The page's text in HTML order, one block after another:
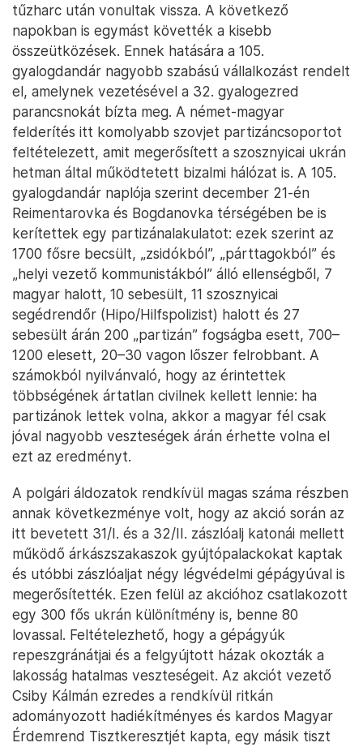
tűzharc után vonultak vissza. A következő
napokban is egymást követték a kisebb
összeütközések. Ennek hatására a 105.
gyalogdandár nagyobb szabású vállalkozást rendelt
el, amelynek vezetésével a 32. gyalogezred
parancsnokát bízta meg. A német-magyar
felderítés itt komolyabb szovjet partizáncsoportot
feltételezett, amit megerősített a szosznyicai ukrán
hetman által működtetett bizalmi hálózat is. A 105.
gyalogdandár naplója szerint december 21-én
Reimentarovka és Bogdanovka térségében be is
kerítettek egy partizánalakulatot: ezek szerint az
1700 fősre becsült, „zsidókból”, „párttagokból” és
„helyi vezető kommunistákból” álló ellenségből, 7
magyar halott, 10 sebesült, 11 szosznyicai
segédrendőr (Hipo/Hilfspolizist) halott és 27
sebesült árán 200 „partizán” fogságba esett, 700–
1200 elesett, 20–30 vagon lőszer felrobbant. A
számokból nyilvánvaló, hogy az érintettek
többségének ártatlan civilnek kellett lennie: ha
partizánok lettek volna, akkor a magyar fél csak
jóval nagyobb veszteségek árán érhette volna el
ezt az eredményt.
A polgári áldozatok rendkívül magas száma részben
annak következménye volt, hogy az akció során az
itt bevetett 31/I. és a 32/II. zászlóalj katonái mellett
működő árkászszakaszok gyújtópalackokat kaptak
és utóbbi zászlóaljat négy légvédelmi gépágyúval is
megerősítették. Ezen felül az akcióhoz csatlakozott
egy 300 fős ukrán különítmény is, benne 80
lovassal. Feltételezhető, hogy a gépágyúk
repeszgránátjai és a felgyújtott házak okozták a
lakosság hatalmas veszteségeit. Az akciót vezető
Csiby Kálmán ezredes a rendkívül ritkán
adományozott hadiékítményes és kardos Magyar
Érdemrend Tisztkeresztjét kapta, egy másik tiszt